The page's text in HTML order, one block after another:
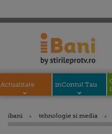
Actualitate inContul Tau
ibani tehnologie si media